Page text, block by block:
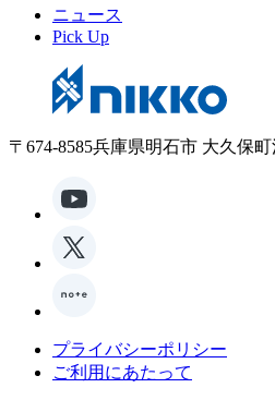
ニュース
Pick Up
〒674-8585兵庫県明石市 大久保町
プライバシーポリシー
ご利用にあたって